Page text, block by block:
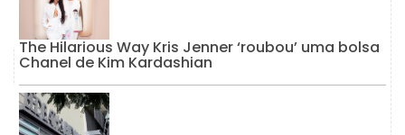
The Hilarious Way Kris Jenner ‘roubou’ uma bolsa
Chanel de Kim Kardashian